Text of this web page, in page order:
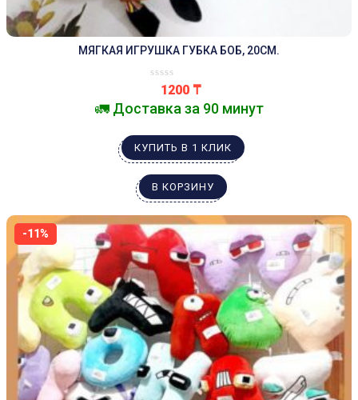
МЯГКАЯ ИГРУШКА ГУБКА БОБ, 20СМ.
1200 ₸
🚛 Доставка за 90 минут
КУПИТЬ В 1 КЛИК
В КОРЗИНУ
-11%